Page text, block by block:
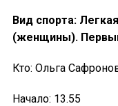
Вид спорта:
(женщины).
Кто: Ольга
Начало: 13.55